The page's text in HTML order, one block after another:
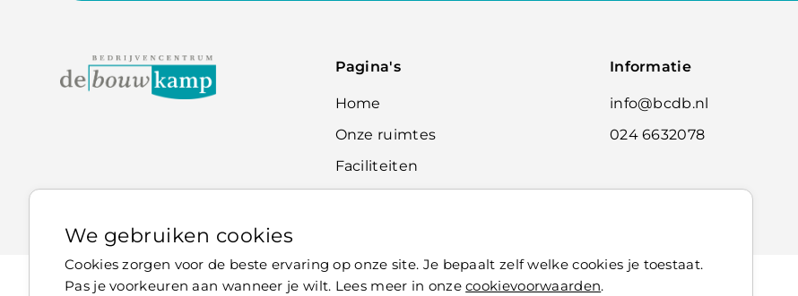
We gebruiken cookies
Cookies zorgen voor de beste ervaring op onze site. Je bepaalt zelf welke cookies je toestaat.
Pas je voorkeuren aan wanneer je wilt. Lees meer in onzecookievoorwaarden.
Pagina's
Home
Onze ruimtes
Faciliteiten
Informatie
info@bcdb.nl
024 6632078